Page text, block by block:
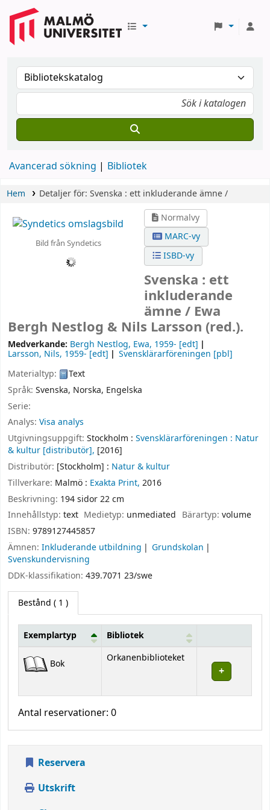
Avancerad sökning Bibliotek
Hem Detaljer för: Svenska : ett inkluderande ämne /
Bild från Syndetics
Normalvy
MARC-vy
ISBD-vy
Svenska : ett
inkluderande
ämne / Ewa
Bergh Nestlog & Nils Larsson (red.).
Medverkande: Bergh Nestlog, Ewa, 1959- [edt]
Larsson, Nils, 1959- [edt] Svensklärarföreningen [pbl]
Materialtyp:
Text
Språk: Svenska, Norska, Engelska
Serie:
Analys: Visa analys
Utgivningsuppgift: Stockholm : Svensklärarföreningen : Natur
& kultur [distributör], [2016]
Distributör: [Stockholm] : Natur & kultur
Tillverkare: Malmö : Exakta Print, 2016
Beskrivning: 194 sidor 22 cm
Innehållstyp: text Medietyp: unmediated Bärartyp: volume
ISBN: 9789127445857
Ämnen: Inkluderande utbildning
Grundskolan
Svenskundervisning
DDK-klassifikation: 439.7071 23/swe
Bestånd ( 1 )
Exemplartyp Bibliotek
Bok Orkanenbiblioteket
Antal reservationer: 0
Reservera
Utskrift